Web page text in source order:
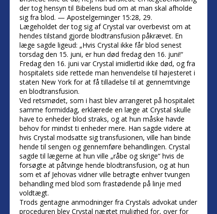
der tog hensyn til Bibelens bud om at man skal afholde
sig fra blod. — Apostelgerninger 15:28, 29.
Lægeholdet der tog sig af Crystal var overbevist om at
hendes tilstand gjorde blodtransfusion påkrævet. En
læge sagde ligeud: „Hvis Crystal ikke får blod senest
torsdag den 15. juni, er hun død fredag den 16. juni!“
Fredag den 16. juni var Crystal imidlertid ikke død, og fra
hospitalets side rettede man henvendelse til højesteret i
staten New York for at få tilladelse til at gennemtvinge
en blodtransfusion.
Ved retsmødet, som i hast blev arrangeret på hospitalet
samme formiddag, erklærede en læge at Crystal skulle
have to enheder blod straks, og at hun måske havde
behov for mindst ti enheder mere. Han sagde videre at
hvis Crystal modsatte sig transfusionen, ville han binde
hende til sengen og gennemføre behandlingen. Crystal
sagde til lægerne at hun ville „råbe og skrige“ hvis de
forsøgte at påtvinge hende blodtransfusion, og at hun
som et af Jehovas vidner ville betragte enhver tvungen
behandling med blod som frastødende på linje med
voldtægt.
Trods gentagne anmodninger fra Crystals advokat under
proceduren blev Crystal nægtet mulighed for, over for